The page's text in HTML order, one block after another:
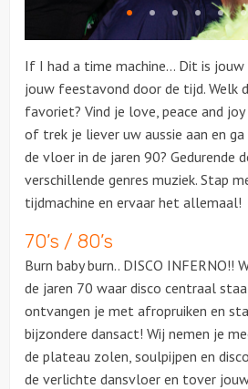
Citygames
Quizzen en
Speurtochten
Sportieve
Workshops
Creatieve
Culinaire
If I had a time machine… Dit is jouw
jouw feestavond door de tijd. Welk
favoriet? Vind je love, peace and
of trek je liever uw aussie aan en
de vloer in de jaren 90? Gedurende
verschillende genres muziek. Stap
tijdmachine en ervaar het allemaal!
70’s / 80’s
Burn baby burn.. DISCO INFERNO!!
de jaren 70 waar disco centraal
ontvangen je met afropruiken en
bijzondere dansact! Wij nemen je
de plateau zolen, soulpijpen en
de verlichte dansvloer en tover